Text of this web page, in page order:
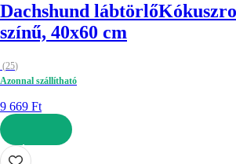
Dachshund lábtörlő
színű, 40x60 cm
(25)
Azonnal szállítható
9 669 Ft
KOSÁRBA